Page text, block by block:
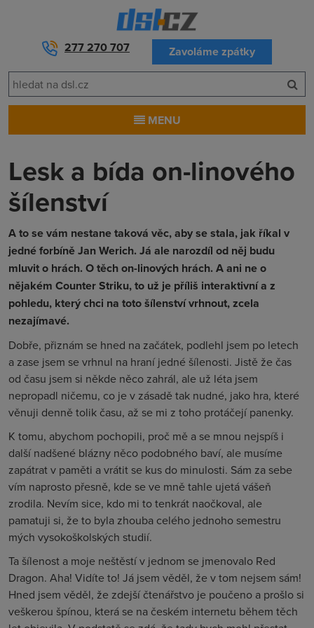
277 270 707 Zavoláme zpátky
MENU
Lesk a bída on-linového
šílenství
A to se vám nestane taková věc, aby se stala, jak říkal v
jedné forbíně Jan Werich. Já ale narozdíl od něj budu
mluvit o hrách. O těch on-linových hrách. A ani ne o
nějakém Counter Striku, to už je příliš interaktivní a z
pohledu, který chci na toto šílenství vrhnout, zcela
nezajímavé.
Dobře, přiznám se hned na začátek, podlehl jsem po letech
a zase jsem se vrhnul na hraní jedné šílenosti. Jistě že čas
od času jsem si někde něco zahrál, ale už léta jsem
nepropadl ničemu, co je v zásadě tak nudné, jako hra, které
věnuji denně tolik času, až se mi z toho protáčejí panenky.
K tomu, abychom pochopili, proč mě a se mnou nejspíš i
další nadšené blázny něco podobného baví, ale musíme
zapátrat v paměti a vrátit se kus do minulosti. Sám za sebe
vím naprosto přesně, kde se ve mně tahle ujetá vášeň
zrodila. Nevím sice, kdo mi to tenkrát naočkoval, ale
pamatuji si, že to byla zhouba celého jednoho semestru
mých vysokoškolských studií.
Ta šílenost a moje neštěstí v jednom se jmenovalo Red
Dragon. Aha! Vidíte to! Já jsem věděl, že v tom nejsem sám!
Hned jsem věděl, že zdejší čtenářstvo je poučeno a prošlo si
veškerou špínou, která se na českém internetu během těch